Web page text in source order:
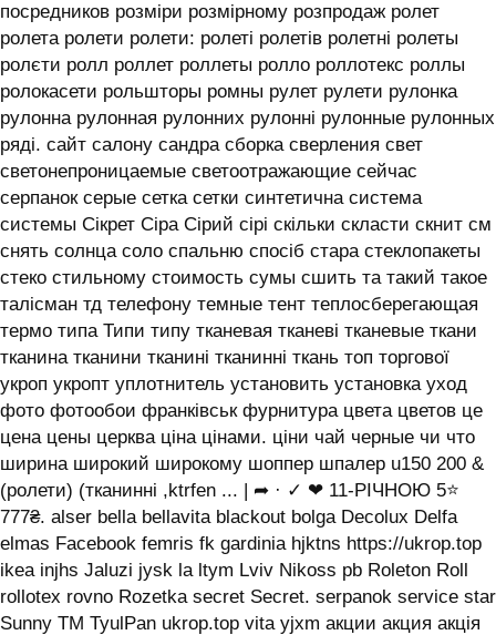
посредников розміри розмірному розпродаж ролет
ролета ролети ролети: ролеті ролетів ролетні ролеты
ролєти ролл роллет роллеты ролло роллотекс роллы
ролокасети рольшторы ромны рулет рулети рулонка
рулонна рулонная рулонних рулонні рулонные рулонных
ряді. сайт салону сандра сборка сверления свет
светонепроницаемые светоотражающие сейчас
серпанок серые сетка сетки синтетична система
системы ‎Сікрет Сіра Сірий сірі скільки скласти скнит см
снять солнца соло спальню спосіб стара стеклопакеты
стеко стильному стоимость сумы сшить та такий такое
талісман тд телефону темные тент теплосберегающая
термо типа Типи типу тканевая тканеві тканевые ткани
тканина тканини тканині тканинні ткань топ торгової
укроп укропт уплотнитель установить установка уход
фото фотообои франківськ фурнитура цвета цветов це
цена цены церква ціна цінами. ціни чай черные чи что
ширина широкий широкому шоппер шпалер u150 200 &
(ролети) (тканинні ,ktrfen ... | ➦ · ✓ ❤ 11-РІЧНОЮ 5⭐
777₴. alser bella bellavita blackout bolga Decolux Delfa
elmas Facebook femris fk gardinia hjktns https://ukrop.top
ikea injhs Jaluzi jysk la ltym Lviv Nikoss pb Roleton Roll
rollotex rovno Rozetka secret Secret. serpanok service star
Sunny TM TyulPan ukrop.top vita yjxm акции акция акція